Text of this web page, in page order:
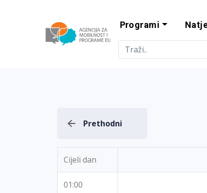
Agencija za
Programi
Prethodni
Cijeli dan
01:00